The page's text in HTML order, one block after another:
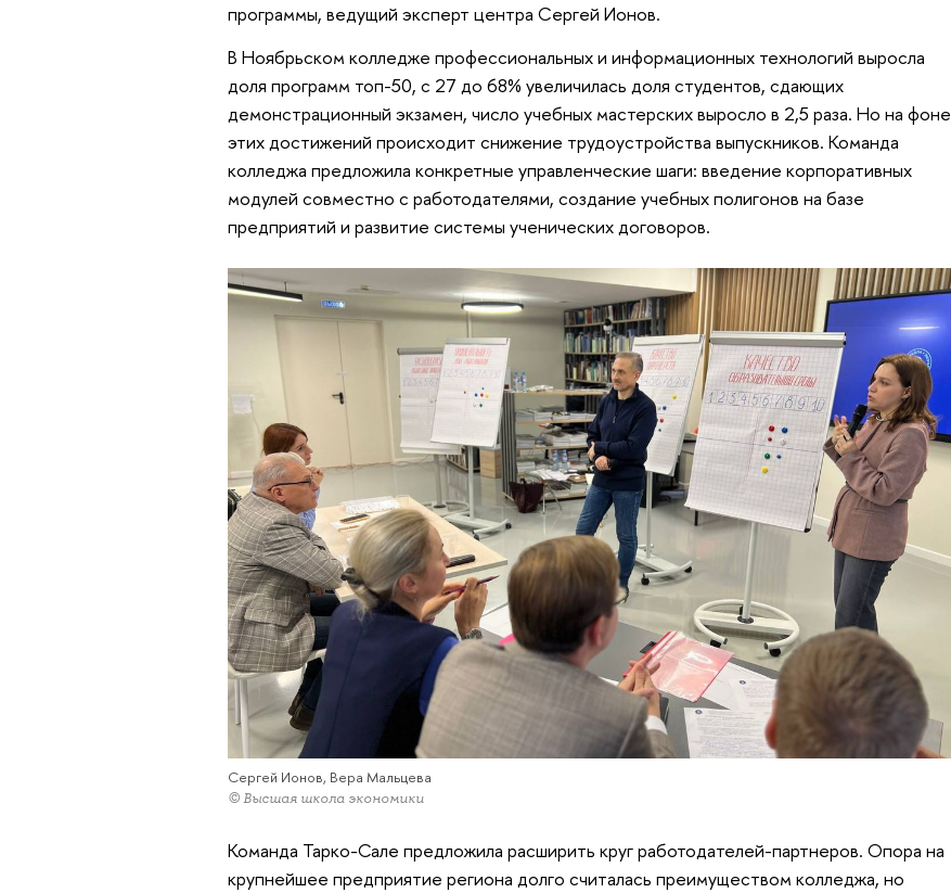
программы, ведущий эксперт центра Сергей Ионов.
В Ноябрьском колледже профессиональных и информационных технологий выросла
доля программ топ-50, с 27 до 68% увеличилась доля студентов, сдающих
демонстрационный экзамен, число учебных мастерских выросло в 2,5 раза. Но на фоне
этих достижений происходит снижение трудоустройства выпускников. Команда
колледжа предложила конкретные управленческие шаги: введение корпоративных
модулей совместно с работодателями, создание учебных полигонов на базе
предприятий и развитие системы ученических договоров.
Сергей Ионов, Вера Мальцева
© Высшая школа экономики
Команда Тарко-Сале предложила расширить круг работодателей-партнеров. Опора на
крупнейшее предприятие региона долго считалась преимуществом колледжа, но